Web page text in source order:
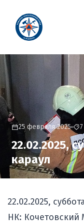
25 февраля 2025
22.02.2025,
караул
22.02.2025,
НК: Кочетовский